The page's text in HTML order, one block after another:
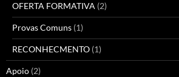
OFERTA FORMATIVA (2)
Provas Comuns (1)
RECONHECMENTO (1)
Apoio (2)